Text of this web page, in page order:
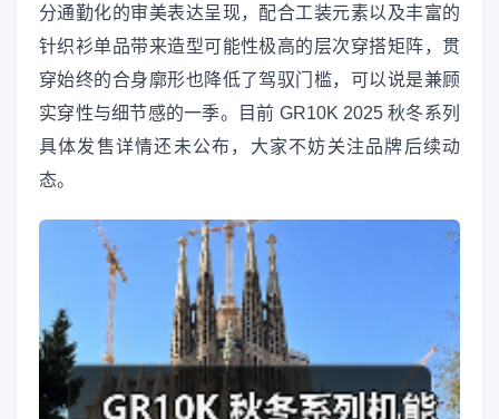
分通勤化的审美表达呈现，配合工装元素以及丰富的
针织衫单品带来造型可能性极高的层次穿搭矩阵，贯
穿始终的合身廓形也降低了驾驭门槛，可以说是兼顾
实穿性与细节感的一季。目前 GR10K 2025 秋冬系列
具体发售详情还未公布，大家不妨关注品牌后续动
态。